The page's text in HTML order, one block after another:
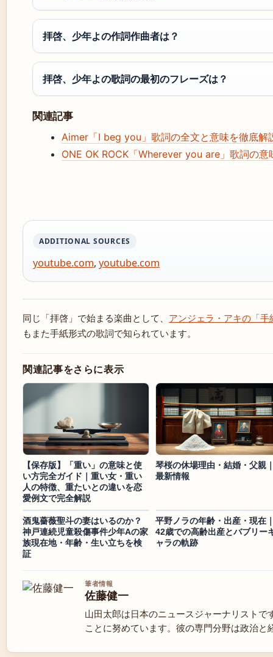
拝啓、少年よの作詞作曲者は？
拝啓、少年よの歌詞の最初のフレーズは？
関連記事
Aimer「I beg you」歌詞の全文と意味を徹底
ONE OK ROCK「Wherever you are」歌詞の
ADDITIONAL SOURCES
youtube.com, youtube.com
同じ「拝啓」で始まる楽曲として、 アンジェラ・アキの「
もまた手紙形式の歌詞で知られています。
関連記事をさらに表示
【保存版】「重い」の意味と使
い方完全ガイド｜重い女・重い
人の特徴、重たいとの違いを恋
愛例文で完全解説
琴桜の休場理由・結婚・父親
最新情報
酒鬼薔薇聖斗の妻はいるのか？
神戸連続児童殺傷事件少年Aの家
族現在地・年齢・生い立ちを検
証
平野ノラの年齢・出産・現在
42歳での高齢出産とバブリー
ャラの軌跡
筆者情報
佐藤健一
山田太郎は日本のニュースジャーナリスト
ことに努めています。彼の専門分野は政治と